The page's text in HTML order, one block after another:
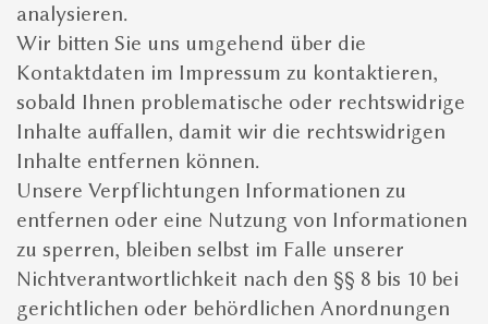
analysieren.
Wir bitten Sie uns umgehend über die
Kontaktdaten im Impressum zu kontaktieren,
sobald Ihnen problematische oder rechtswidrige
Inhalte auffallen, damit wir die rechtswidrigen
Inhalte entfernen können.
Unsere Verpflichtungen Informationen zu
entfernen oder eine Nutzung von Informationen
zu sperren, bleiben selbst im Falle unserer
Nichtverantwortlichkeit nach den §§ 8 bis 10 bei
gerichtlichen oder behördlichen Anordnungen